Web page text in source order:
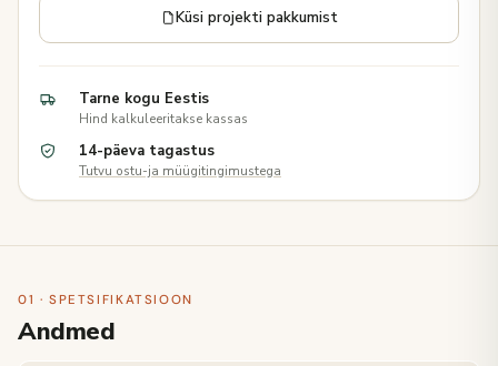
Küsi projekti pakkumist
Tarne kogu Eestis
Hind kalkuleeritakse kassas
14-päeva tagastus
Tutvu ostu-ja müügitingimustega
01 · SPETSIFIKATSIOON
Andmed